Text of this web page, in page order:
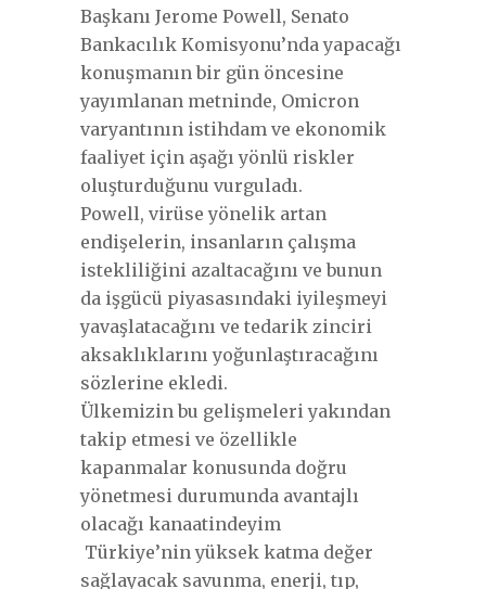
Başkanı Jerome Powell, Senato
Bankacılık Komisyonu’nda yapacağı
konuşmanın bir gün öncesine
yayımlanan metninde, Omicron
varyantının istihdam ve ekonomik
faaliyet için aşağı yönlü riskler
oluşturduğunu vurguladı.
Powell, virüse yönelik artan
endişelerin, insanların çalışma
istekliliğini azaltacağını ve bunun
da işgücü piyasasındaki iyileşmeyi
yavaşlatacağını ve tedarik zinciri
aksaklıklarını yoğunlaştıracağını
sözlerine ekledi.
Ülkemizin bu gelişmeleri yakından
takip etmesi ve özellikle
kapanmalar konusunda doğru
yönetmesi durumunda avantajlı
olacağı kanaatindeyim
Türkiye’nin yüksek katma değer
sağlayacak savunma, enerji, tıp,